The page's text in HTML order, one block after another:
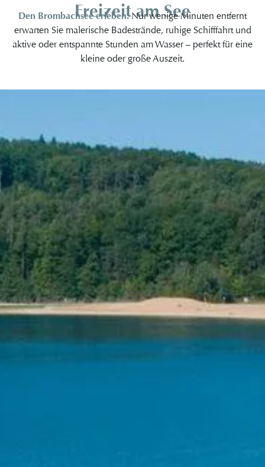
Freizeit am See
Den Brombachsee erleben:Nur wenige Minuten entfernt
erwarten Sie malerische Badestrände, ruhige Schifffahrt und
aktive oder entspannte Stunden am Wasser – perfekt für eine
kleine oder große Auszeit.